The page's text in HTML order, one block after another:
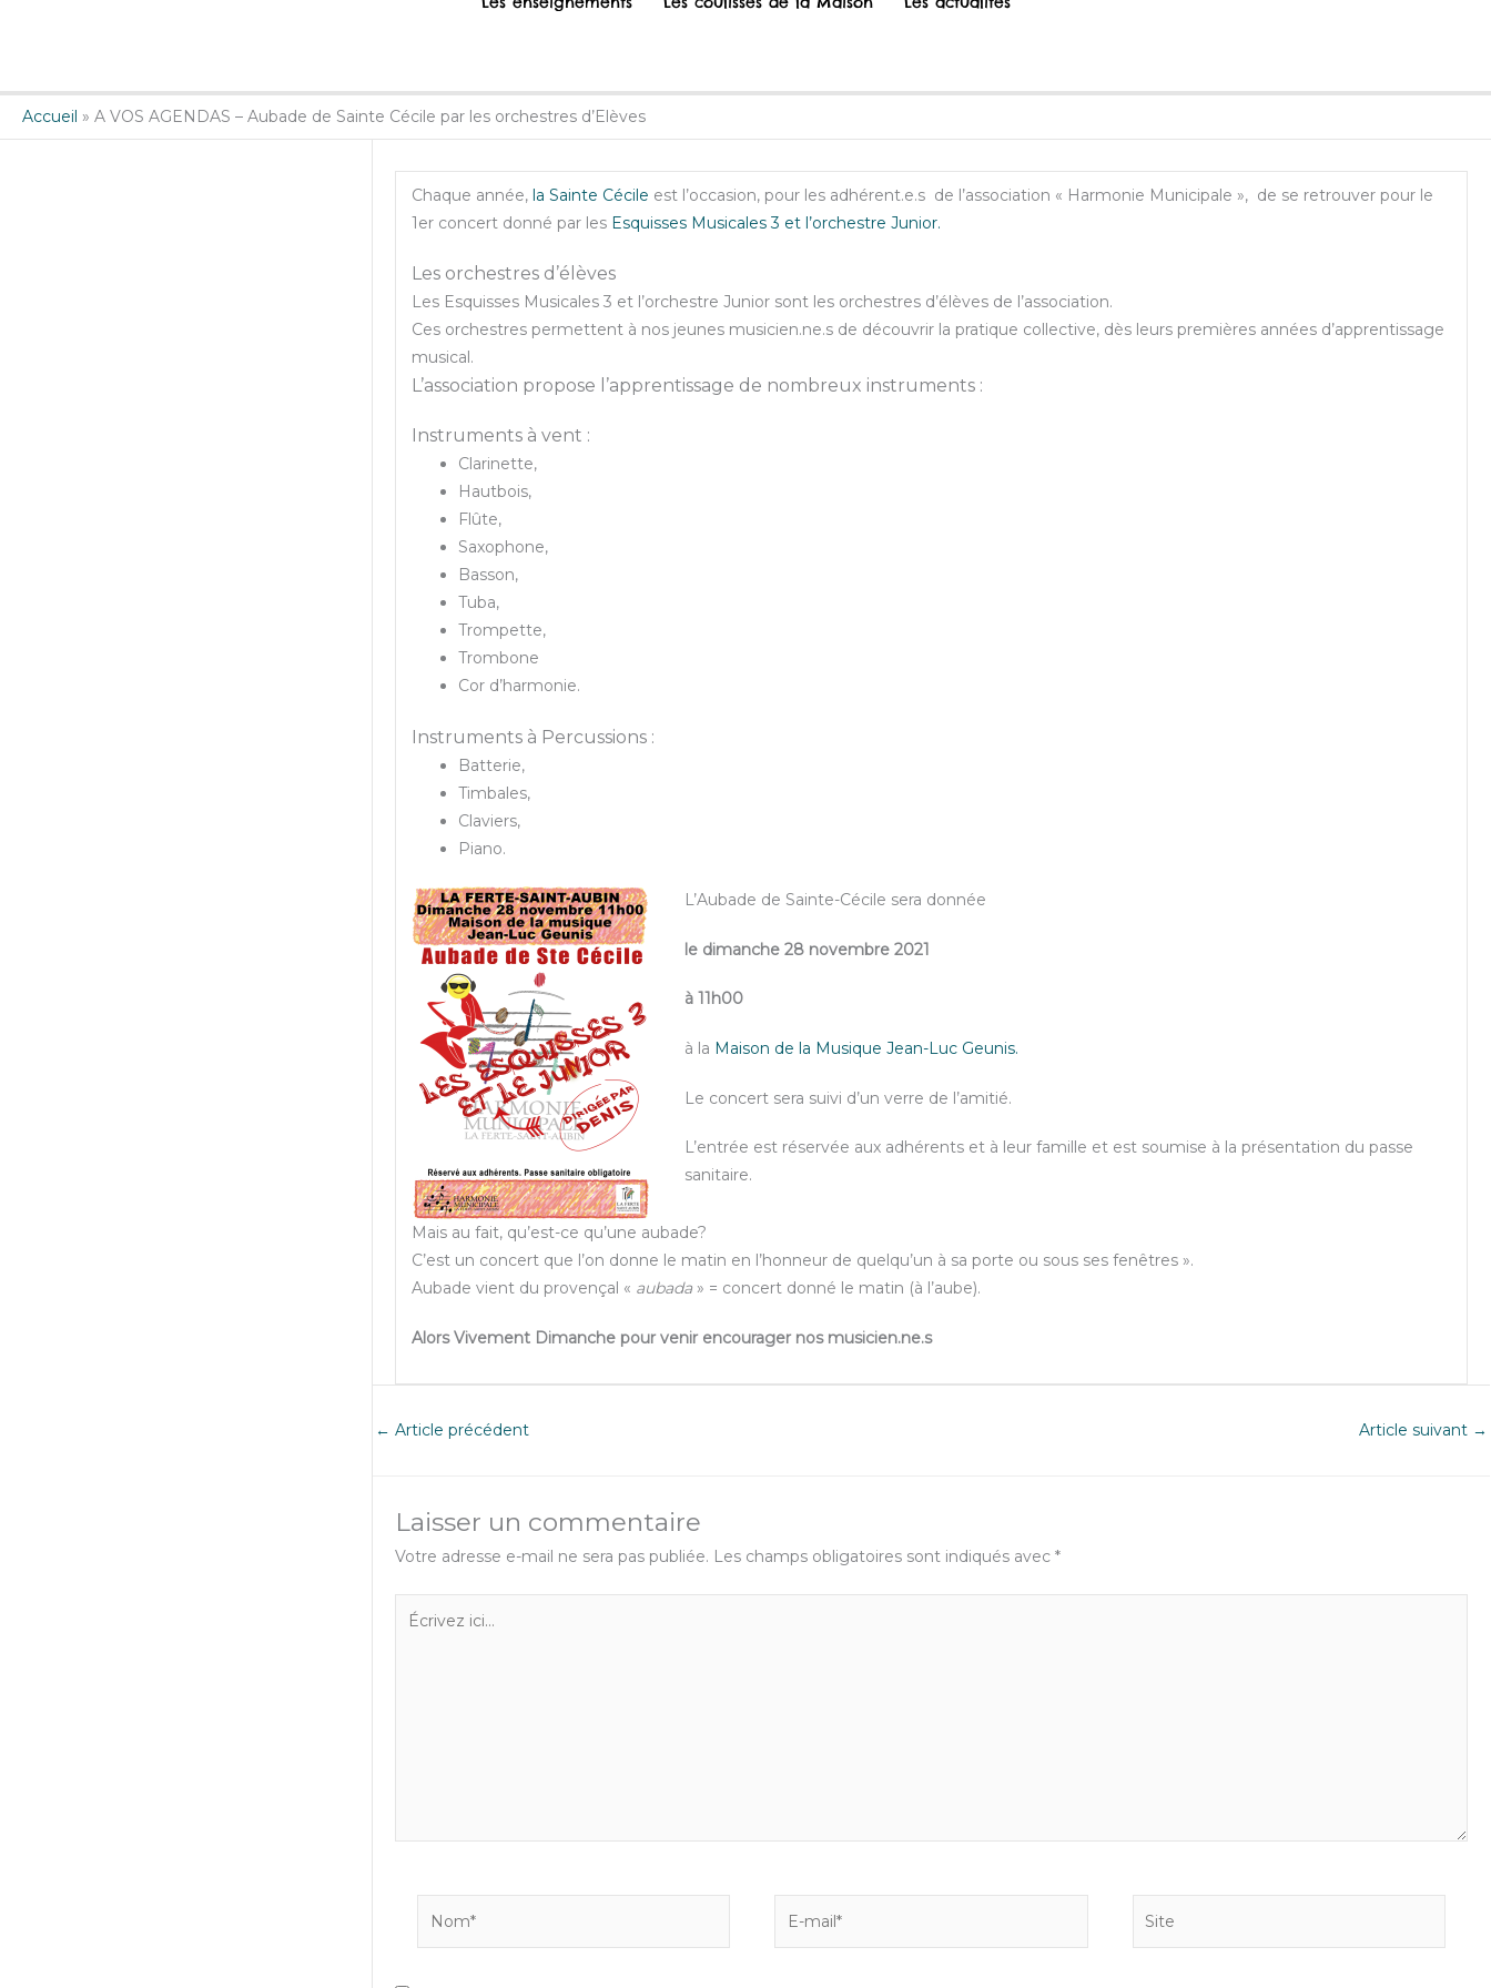
Accueil » A VOS AGENDAS – Aubade de Sainte Cécile par les orchestres d’Elèves
Chaque année, la Sainte Cécile est l’occasion, pour les adhérent.e.s de l’association « Harmonie Municipale », de se retrouver pour le
1er concert donné par les Esquisses Musicales 3 et l’orchestre Junior.
Les orchestres d’élèves
Les Esquisses Musicales 3 et l’orchestre Junior sont les orchestres d’élèves de l’association.
Ces orchestres permettent à nos jeunes musicien.ne.s de découvrir la pratique collective, dès leurs premières années d’apprentissage
musical.
L’association propose l’apprentissage de nombreux instruments :
Instruments à vent :
Clarinette,
Hautbois,
Flûte,
Saxophone,
Basson,
Tuba,
Trompette,
Trombone
Cor d’harmonie.
Instruments à Percussions :
Batterie,
Timbales,
Claviers,
Piano.
L’Aubade de Sainte-Cécile sera donnée
le dimanche 28 novembre 2021
à 11h00
à la Maison de la Musique Jean-Luc Geunis.
Le concert sera suivi d’un verre de l’amitié.
L’entrée est réservée aux adhérents et à leur famille et est soumise à la présentation du passe
sanitaire.
Mais au fait, qu’est-ce qu’une aubade?
C’est un concert que l’on donne le matin en l’honneur de quelqu’un à sa porte ou sous ses fenêtres ».
Aubade vient du provençal « aubada » = concert donné le matin (à l’aube).
Alors Vivement Dimanche pour venir encourager nos musicien.ne.s
← Article précédent Article suivant →
Laisser un commentaire
Votre adresse e-mail ne sera pas publiée. Les champs obligatoires sont indiqués avec *
Écrivez